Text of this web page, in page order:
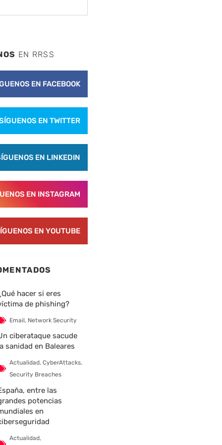
EN RRSS
EN FACEBOOK
EN TWITTER
EN LINKEDIN
EN INSTAGRAM
EN YOUTUBE
hacer si eres
de phishing?
Email, Network Security
ciberataque sacude
sanidad en Baleares
Actualidad, CyberAttacks,
Security Breaches
entre las
potencias
en
Actualidad,